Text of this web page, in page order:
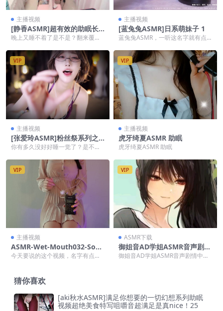
主播视频
[静香ASMR]超有效的助眠长
视频 15
晚上又睡不着了是不是？翻来覆去
拿起，拿起又放下，心...
主播视频
[蓝兔兔ASMR]日系萌妹子 1
蓝兔兔ASMR，一听这名字就有点
SMR走的是日...
VIP
主播视频
[张爱玲ASMR]粉丝祭系列之
女王地下室水煎
你有多久没好好睡一觉了？是不是
越刷越清醒，越刷越焦...
VIP
主播视频
虎牙绮夏ASMR 助眠
虎牙绮夏ASMR 助眠
VIP
主播视频
ASMR-Wet-Mouth032-Soun
ds–Brain-Scratches
今天要说的这个视频，名字有点长
VIP
ASMR下载
御姐音AD学姐ASMR音声剧情
中文12A/322m【百度网盘下
御姐音AD学姐ASMR音声剧情中文
猜你喜欢
[aki秋水ASMR]满足你想要的一切幻想系列助眠
视频超绝美食特写咀嚼音超满足是真nice！25